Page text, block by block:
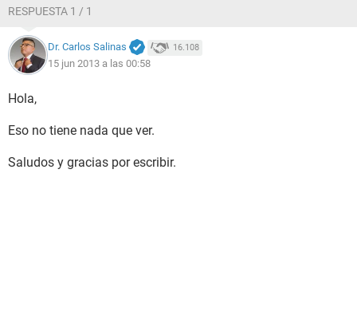
RESPUESTA 1 / 1
Dr. Carlos Salinas 16.108
15 jun 2013 a las 00:58
Hola,
Eso no tiene nada que ver.
Saludos y gracias por escribir.